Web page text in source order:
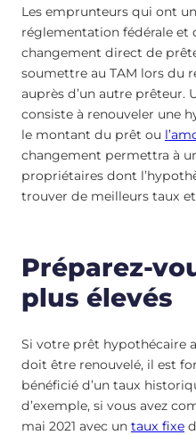
Les emprunteurs qui ont
réglementation fédérale et
changement direct de
soumettre au TAM lors du
auprès d’un autre prêteur.
consiste à renouveler une
le montant du prêt ou
changement permettra à
propriétaires dont
trouver de meilleurs taux
Préparez-
plus élevés
Si votre prêt hypothécaire
doit être renouvelé, il est
bénéficié d’un taux
d’exemple, si vous avez
mai 2021 avec un taux fixe